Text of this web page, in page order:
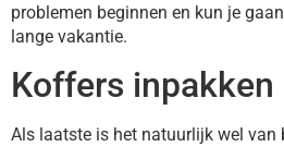
problemen beginnen en kun je
lange vakantie.
Koffers inpakken
Als laatste is het natuurlijk wel